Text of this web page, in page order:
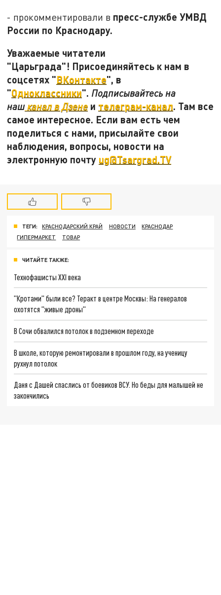
- прокомментировали в пресс-службе УМВД
России по Краснодару.
Уважаемые читатели
"Царьграда"! Присоединяйтесь к нам в
соцсетях "ВКонтакте", в
"Одноклассники". Подписывайтесь на
наш канал в Дзене и телеграм-канал. Там все
самое интересное. Если вам есть чем
поделиться с нами, присылайте свои
наблюдения, вопросы, новости на
электронную почту ug@Tsargrad.TV
ТЕГИ: КРАСНОДАРСКИЙ КРАЙ НОВОСТИ
КРАСНОДАР
ГИПЕРМАРКЕТ
ТОВАР
ЧИТАЙТЕ ТАКЖЕ:
Технофашисты XXI века
"Кротами" были все? Теракт в центре Москвы: На генералов
охотятся "живые дроны"
В Сочи обвалился потолок в подземном переходе
В школе, которую ремонтировали в прошлом году, на ученицу
рухнул потолок
Даня с Дашей спаслись от боевиков ВСУ. Но беды для малышей не
закончились